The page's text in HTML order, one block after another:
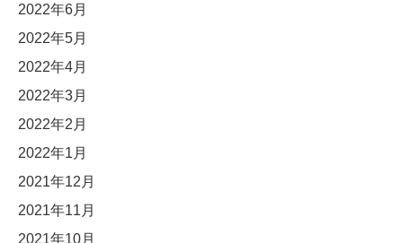
2022年6月
2022年5月
2022年4月
2022年3月
2022年2月
2022年1月
2021年12月
2021年11月
2021年10月